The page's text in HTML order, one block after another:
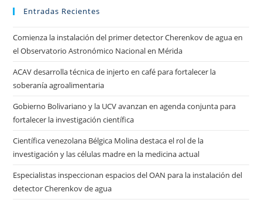
Entradas Recientes
Comienza la instalación del primer detector Cherenkov de agua en
el Observatorio Astronómico Nacional en Mérida
ACAV desarrolla técnica de injerto en café para fortalecer la
soberanía agroalimentaria
Gobierno Bolivariano y la UCV avanzan en agenda conjunta para
fortalecer la investigación científica
Científica venezolana Bélgica Molina destaca el rol de la
investigación y las células madre en la medicina actual
Especialistas inspeccionan espacios del OAN para la instalación del
detector Cherenkov de agua